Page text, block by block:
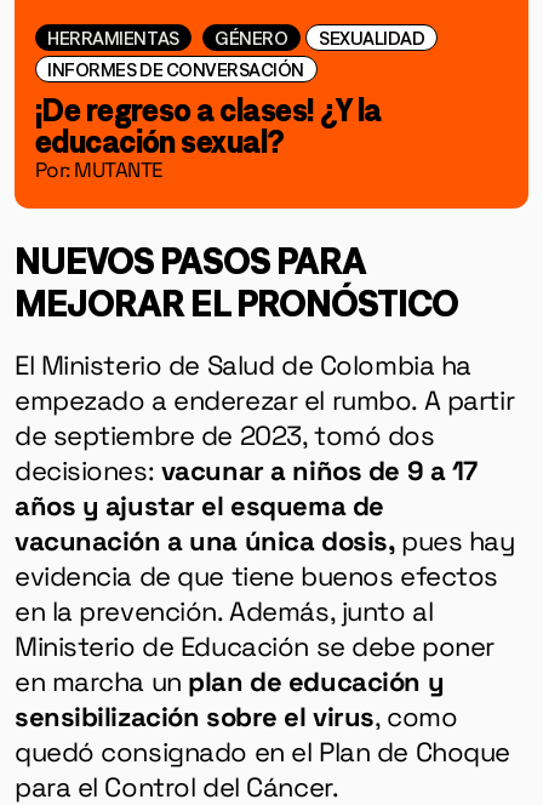
HERRAMIENTAS GÉNERO
SEXUALIDAD
INFORMES DE CONVERSACIÓN
¡De regreso a clases! ¿Y la
educación sexual?
Por: MUTANTE
NUEVOS PASOS PARA
MEJORAR EL PRONÓSTICO
El Ministerio de Salud de Colombia ha
empezado a enderezar el rumbo. A partir
de septiembre de 2023, tomó dos
decisiones: vacunar a niños de 9 a 17
años y ajustar el esquema de
vacunación a una única dosis,pues hay
evidencia de que tiene buenos efectos
en la prevención. Además, junto al
Ministerio de Educación se debe poner
en marcha un plan de educación y
sensibilización sobre el virus, como
quedó consignado en el Plan de Choque
para el Control del Cáncer.